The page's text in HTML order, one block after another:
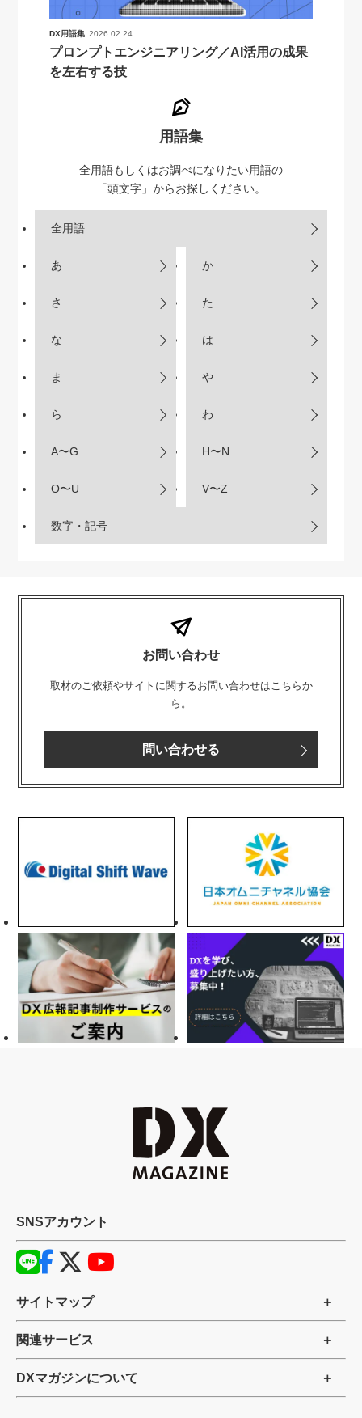
DX用語集 2026.02.24
プロンプトエンジニアリング／AI活用の成果
を左右する技
用語集
全用語もしくはお調べになりたい用語の
「頭文字」からお探しください。
全用語
あ か
さ た
な は
ま や
ら わ
A〜G H〜N
O〜U V〜Z
数字・記号
お問い合わせ
取材のご依頼やサイトに関するお問い合わせはこちらか
ら。
問い合わせる
SNSアカウント
サイトマップ
関連サービス
DXマガジンについて